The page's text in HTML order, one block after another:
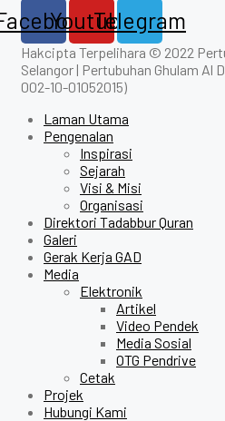
YoutubeTelegram
Hakcipta Terpelihara © 2022
Selangor | Pertubuhan Ghulam Al
002-10-01052015)
Laman Utama
Pengenalan
Inspirasi
Sejarah
Visi & Misi
Organisasi
Direktori Tadabbur Quran
Galeri
Gerak Kerja GAD
Media
Elektronik
Artikel
Video Pendek
Media Sosial
OTG Pendrive
Cetak
Projek
Hubungi Kami